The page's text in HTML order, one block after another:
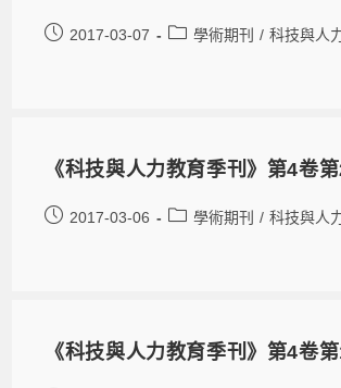
2017-03-07 學術期刊 / 科技與人
《科技與人力教育季刊》第4卷
2017-03-06 學術期刊 / 科技與人
《科技與人力教育季刊》第4卷